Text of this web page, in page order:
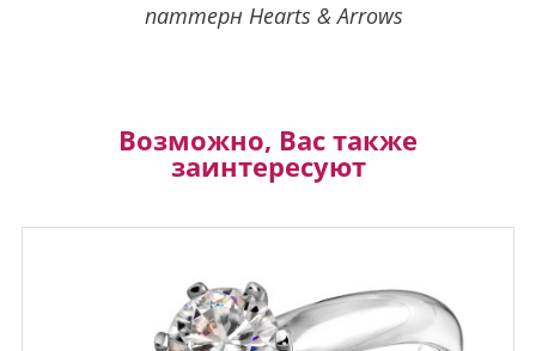
паттерн Hearts & Arrows
Возможно, Вас также
заинтересуют